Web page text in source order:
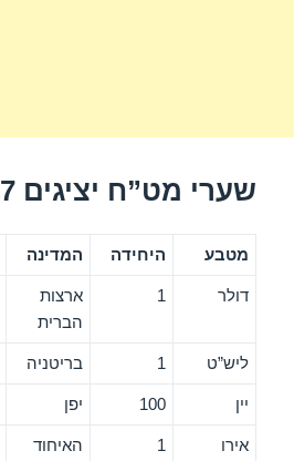
שערי מט”ח יציגים 12/12/2017
מטבע היחידה המדינה
דולר 1
ארצות
הברית
ליש”ט 1 בריטניה
יין 100 יפן
אירו 1
האיחוד